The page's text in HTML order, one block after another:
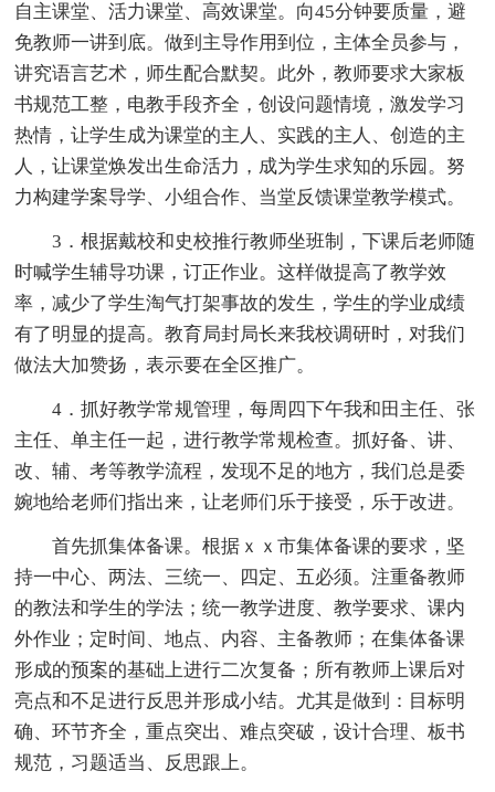
自主课堂、活力课堂、高效课堂。向45分钟要质量，避
免教师一讲到底。做到主导作用到位，主体全员参与，
讲究语言艺术，师生配合默契。此外，教师要求大家板
书规范工整，电教手段齐全，创设问题情境，激发学习
热情，让学生成为课堂的主人、实践的主人、创造的主
人，让课堂焕发出生命活力，成为学生求知的乐园。努
力构建学案导学、小组合作、当堂反馈课堂教学模式。
3．根据戴校和史校推行教师坐班制，下课后老师随
时喊学生辅导功课，订正作业。这样做提高了教学效
率，减少了学生淘气打架事故的发生，学生的学业成绩
有了明显的提高。教育局封局长来我校调研时，对我们
做法大加赞扬，表示要在全区推广。
4．抓好教学常规管理，每周四下午我和田主任、张
主任、单主任一起，进行教学常规检查。抓好备、讲、
改、辅、考等教学流程，发现不足的地方，我们总是委
婉地给老师们指出来，让老师们乐于接受，乐于改进。
首先抓集体备课。根据ｘｘ市集体备课的要求，坚
持一中心、两法、三统一、四定、五必须。注重备教师
的教法和学生的学法；统一教学进度、教学要求、课内
外作业；定时间、地点、内容、主备教师；在集体备课
形成的预案的基础上进行二次复备；所有教师上课后对
亮点和不足进行反思并形成小结。尤其是做到：目标明
确、环节齐全，重点突出、难点突破，设计合理、板书
规范，习题适当、反思跟上。